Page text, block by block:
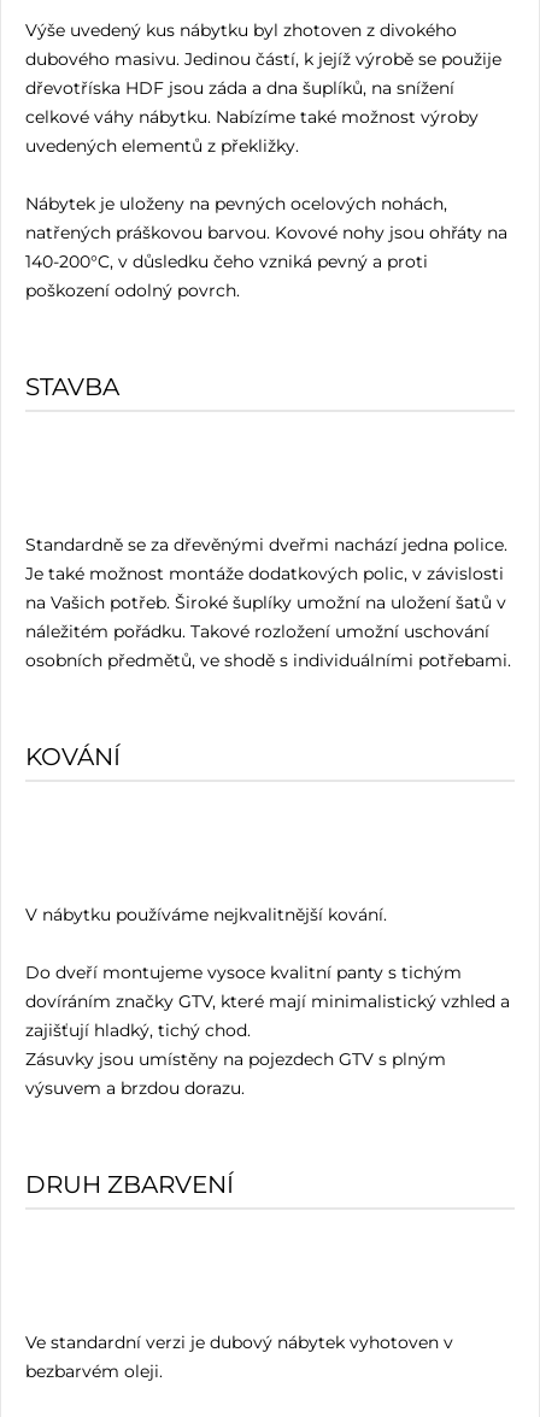
Výše uvedený kus nábytku byl zhotoven z divokého
dubového masivu. Jedinou částí, k jejíž výrobě se použije
dřevotříska HDF jsou záda a dna šuplíků, na snížení
celkové váhy nábytku. Nabízíme také možnost výroby
uvedených elementů z překližky.
Nábytek je uloženy na pevných ocelových nohách,
natřených práškovou barvou. Kovové nohy jsou ohřáty na
140-200°C, v důsledku čeho vzniká pevný a proti
poškození odolný povrch.
STAVBA
Standardně se za dřevěnými dveřmi nachází jedna police.
Je také možnost montáže dodatkových polic, v závislosti
na Vašich potřeb. Široké šuplíky umožní na uložení šatů v
náležitém pořádku. Takové rozložení umožní uschování
osobních předmětů, ve shodě s individuálními potřebami.
KOVÁNÍ
V nábytku používáme nejkvalitnější kování.
Do dveří montujeme vysoce kvalitní panty s tichým
dovíráním značky GTV, které mají minimalistický vzhled a
zajišťují hladký, tichý chod.
Zásuvky jsou umístěny na pojezdech GTV s plným
výsuvem a brzdou dorazu.
DRUH ZBARVENÍ
Ve standardní verzi je dubový nábytek vyhotoven v
bezbarvém oleji.